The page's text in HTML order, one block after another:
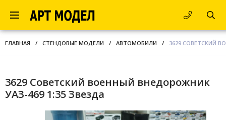
ГЛАВНАЯ / СТЕНДОВЫЕ МОДЕЛИ / АВТОМОБИЛИ / 3629 СОВЕТСКИЙ
3629 Советский военный внедорожник
УАЗ-469 1:35 Звезда